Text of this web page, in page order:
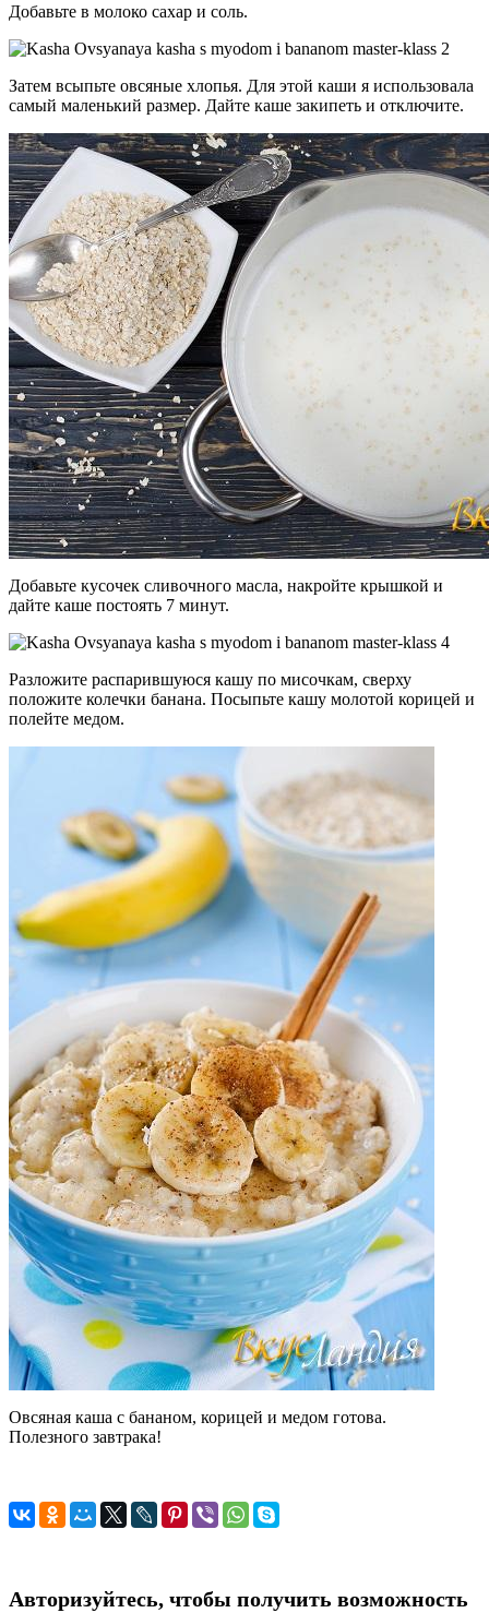
Добавьте в молоко сахар и соль.
Затем всыпьте овсяные хлопья. Для этой каши я использовала
самый маленький размер. Дайте каше закипеть и отключите.
Добавьте кусочек сливочного масла, накройте крышкой и
дайте каше постоять 7 минут.
Разложите распарившуюся кашу по мисочкам, сверху
положите колечки банана. Посыпьте кашу молотой корицей и
полейте медом.
Овсяная каша с бананом, корицей и медом готова.
Полезного завтрака!
Авторизуйтесь, чтобы получить возможность